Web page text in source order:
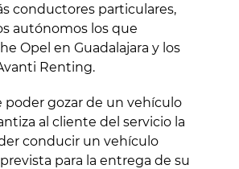
conductores particulares,
autónomos los que
Opel en Guadalajara y los
Renting.
poder gozar de un vehículo
al cliente del servicio la
conducir un vehículo
para la entrega de su